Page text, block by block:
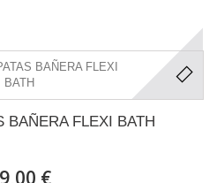
BAÑERA FLEXI BATH
€